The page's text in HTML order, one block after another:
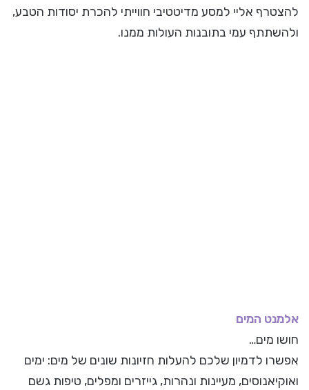
להצטרף אליי למסע מדיטטיבי חווייתי להכרת יסודות הטבע,
ולהשתתף עמי בתובנות העולות ממנו.
אלמנט המים
חושו מים…
אפשרו לדמיון שלכם להעלות חזיונות שונים של מים: ימים
ואוקיאנוסים, מעיינות ונהרות, גייזרים ומפלים, טיפות גשם